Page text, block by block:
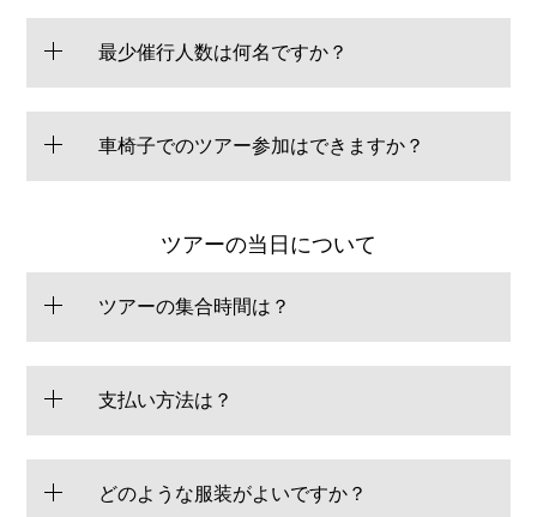
最少催行人数は何名ですか？
車椅子でのツアー参加はできますか？
ツアーの当日について
ツアーの集合時間は？
支払い方法は？
どのような服装がよいですか？